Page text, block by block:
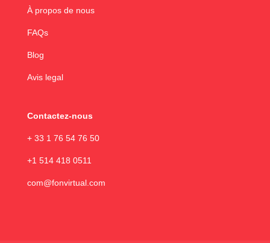
À propos de nous
FAQs
Blog
Avis legal
Contactez-nous
+ 33 1 76 54 76 50
+1 514 418 0511
com@fonvirtual.com